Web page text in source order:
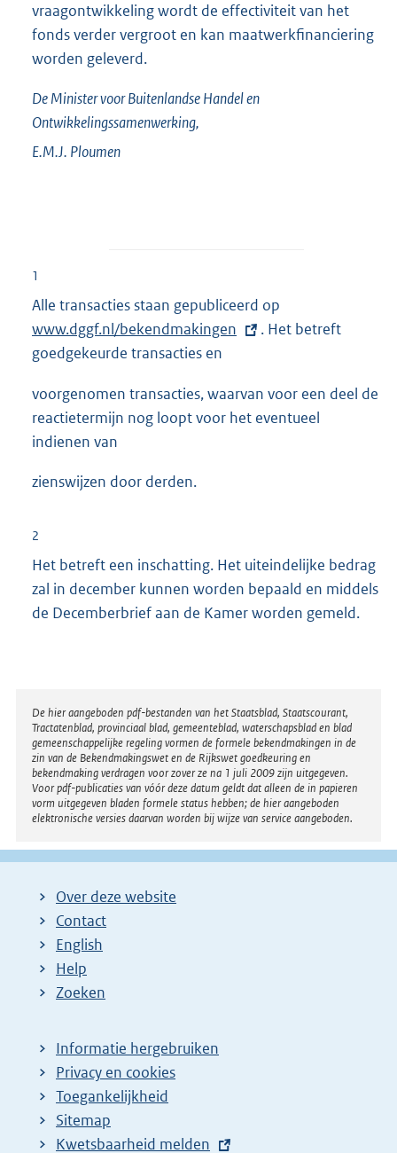
vraagontwikkeling wordt de effectiviteit van het
fonds verder vergroot en kan maatwerkfinanciering
worden geleverd.
De Minister voor Buitenlandse Handel en
Ontwikkelingssamenwerking,
E.M.J. Ploumen
1
Alle transacties staan gepubliceerd op
x
r
n
:
www.dggf.nl/bekendmakingen
. Het betreft
goedgekeurde transacties en
voorgenomen transacties, waarvan voor een deel de
reactietermijn nog loopt voor het eventueel
indienen van
zienswijzen door derden.
2
Het betreft een inschatting. Het uiteindelijke bedrag
zal in december kunnen worden bepaald en middels
de Decemberbrief aan de Kamer worden gemeld.
Disclaimer
De hier aangeboden pdf-bestanden van het Staatsblad, Staatscourant,
Tractatenblad, provinciaal blad, gemeenteblad, waterschapsblad en blad
gemeenschappelijke regeling vormen de formele bekendmakingen in de
zin van de Bekendmakingswet en de Rijkswet goedkeuring en
bekendmaking verdragen voor zover ze na 1 juli 2009 zijn uitgegeven.
Voor pdf-publicaties van vóór deze datum geldt dat alleen de in papieren
vorm uitgegeven bladen formele status hebben; de hier aangeboden
elektronische versies daarvan worden bij wijze van service aangeboden.
Over deze website
Contact
English
Help
Zoeken
Informatie hergebruiken
Privacy en cookies
Toegankelijkheid
Sitemap
E
Kwetsbaarheid melden